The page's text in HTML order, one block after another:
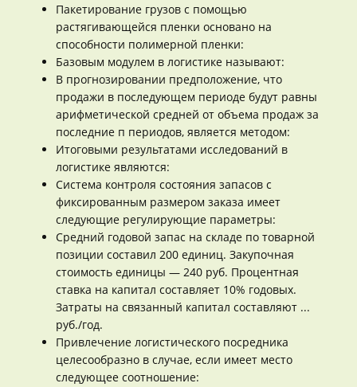
Пакетирование грузов с помощью
растягивающейся пленки основано на
способности полимерной пленки:
Базовым модулем в логистике называют:
В прогнозировании предположение, что
продажи в последующем периоде будут равны
арифметической средней от объема продаж за
последние п периодов, является методом:
Итоговыми результатами исследований в
логистике являются:
Система контроля состояния запасов с
фиксированным размером заказа имеет
следующие регулирующие параметры:
Средний годовой запас на складе по товарной
позиции составил 200 единиц. Закупочная
стоимость единицы — 240 руб. Процентная
ставка на капитал составляет 10% годовых.
Затраты на связанный капитал составляют ...
руб./год.
Привлечение логистического посредника
целесообразно в случае, если имеет место
следующее соотношение: